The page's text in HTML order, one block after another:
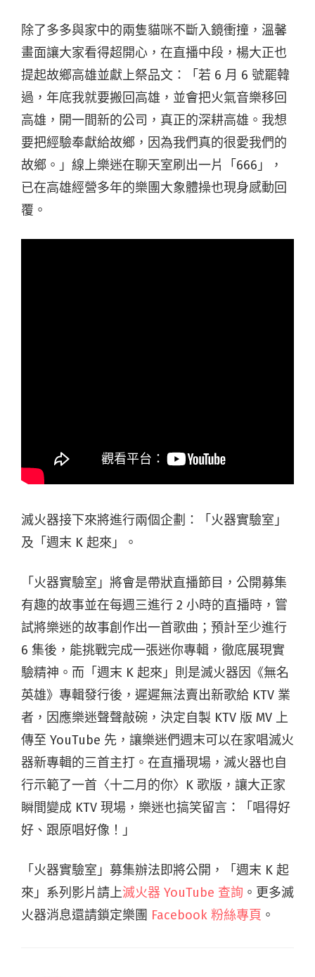
除了多多與家中的兩隻貓咪不斷入鏡衝撞，溫馨
畫面讓大家看得超開心，在直播中段，楊大正也
提起故鄉高雄並獻上祭品文：「若 6 月 6 號罷韓
過，年底我就要搬回高雄，並會把火氣音樂移回
高雄，開一間新的公司，真正的深耕高雄。我想
要把經驗奉獻給故鄉，因為我們真的很愛我們的
故鄉。」線上樂迷在聊天室刷出一片「666」，
已在高雄經營多年的樂團大象體操也現身感動回
覆。
滅火器接下來將進行兩個企劃：「火器實驗室」
及「週末 K 起來」。
「火器實驗室」將會是帶狀直播節目，公開募集
有趣的故事並在每週三進行 2 小時的直播時，嘗
試將樂迷的故事創作出一首歌曲；預計至少進行
6 集後，能挑戰完成一張迷你專輯，徹底展現實
驗精神。而「週末 K 起來」則是滅火器因《無名
英雄》專輯發行後，遲遲無法賣出新歌給 KTV 業
者，因應樂迷聲聲敲碗，決定自製 KTV 版 MV 上
傳至 YouTube 先，讓樂迷們週末可以在家唱滅火
器新專輯的三首主打。在直播現場，滅火器也自
行示範了一首〈十二月的你〉K 歌版，讓大正家
瞬間變成 KTV 現場，樂迷也搞笑留言：「唱得好
好、跟原唱好像！」
「火器實驗室」募集辦法即將公開，「週末 K 起
來」系列影片請上滅火器 YouTube 查詢 。更多滅
火器消息還請鎖定樂團 Facebook 粉絲專頁 。